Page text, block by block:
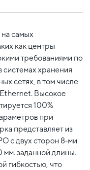
самых
как центры
требованиями по
хранения
сетях, в том числе
Высокое
100%
при
представляет из
c двух сторон 8-ми
мм. заданной длины.
гибкостью, что